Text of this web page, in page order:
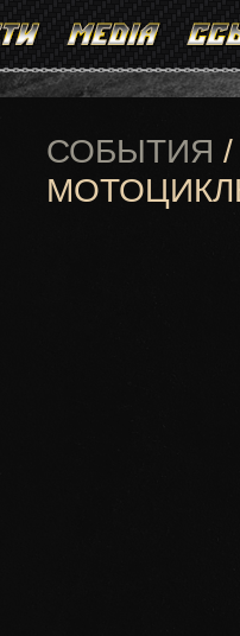
СОБЫТИЯ